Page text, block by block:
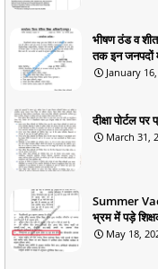
भीषण ठंड व
तक इन जनपदों
January
दीक्षा पोर्टल
March 31,
Summer
भ्रम में पड़े
May 18,